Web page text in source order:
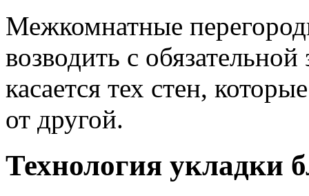
Межкомнатные
возводить с
касается тех стен,
от другой.
Технология укладки